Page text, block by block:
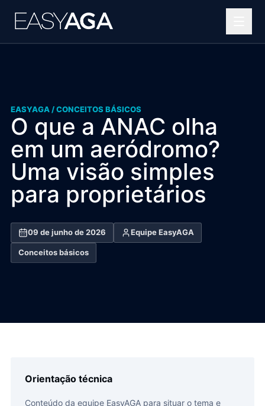
Projetos complexos
Portfólio
Blog
Quem somos
Contato
EASYAGA /CONCEITOS BÁSICOS
O que a ANAC olha
em um aeródromo?
Uma visão simples
para proprietários
09 de junho de 2026 Equipe EasyAGA
Conceitos básicos
Orientação técnica
Conteúdo da equipe EasyAGA para situar o tema e